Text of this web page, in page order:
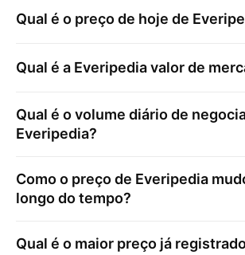
Qual é o preço de hoje de
Qual é a Everipediavalor de
Qual é o volume diário de
Everipedia?
Como o preço de Everipedia
longo do tempo?
Qual é o maior preço já